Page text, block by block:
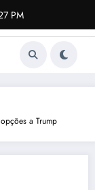
PM
a Trump